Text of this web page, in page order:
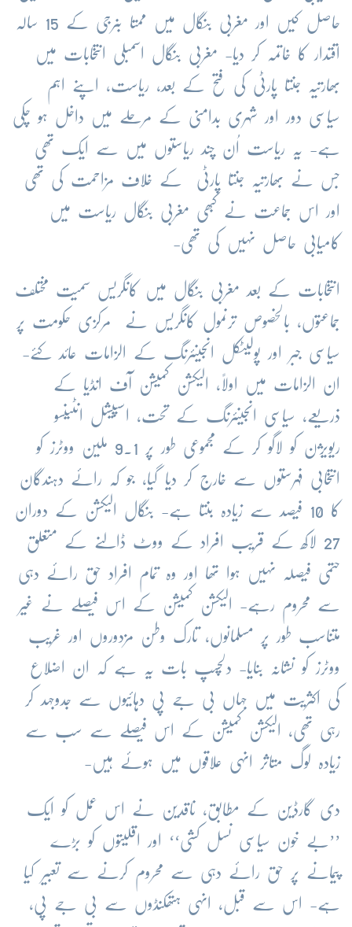
حاصل کیں اور مغربی بنگال میں ممتا بنرجی کے 15 سالہ
اقتدار کا خاتمہ کر دیا- مغربی بنگال اسمبلی انتخابات میں
بھارتیہ جنتا پارٹی کی فتح کے بعد، ریاست، اپنے اہم
سیاسی دور اور شہری بدامنی کے مرحلے میں داخل ہو چکی
ہے- یہ ریاست اُن چند ریاستوں میں سے ایک تھی
جس نے بھارتیہ جنتا پارٹی کے خلاف مزاحمت کی تھی
اور اس جماعت نے کبھی مغربی بنگال ریاست میں
کامیابی حاصل نہیں کی تھی-
انتخابات کے بعد مغربی بنگال میں کانگریس سمیت مختلف
جماعتوں، بالخصوص ترنمول کانگریس نے مرکزی حکومت پر
سیاسی جبر اور پولیٹکل انجینئرنگ کے الزامات عائد کئے-
ان الزامات میں اولاً، الیکشن کمیشن آف انڈیا کے
ذریعے، سیاسی انجینئرنگ کے تحت، اسپیشل انٹینسو
ریویژن کو لاگو کر کے مجموعی طور پر 9.1 ملین ووٹرز کو
انتخابی فہرستوں سے خارج کر دیا گیا، جو کہ رائے دہندگان
کا 10 فیصد سے زیادہ بنتا ہے- بنگال الیکشن کے دوران
27 لاکھ کے قریب افراد کے ووٹ ڈالنے کے متعلق
حتمی فیصلہ نہیں ہوا تھا اور وہ تمام افراد حق رائے دہی
سے محروم رہے- الیکشن کمیشن کے اس فیصلے نے غیر
متناسب طور پر مسلمانوں، تارک وطن مزدوروں اور غریب
ووٹرز کو نشانہ بنایا- دلچسپ بات یہ ہے کہ ان اضلاع
کی اکثریت میں جہاں بی جے پی دہائیوں سے جدوجہد کر
رہی تھی، الیکشن کمیشن کے اس فیصلے سے سب سے
زیادہ لوگ متاثر انہی علاقوں میں ہوئے ہیں-
دی گارڈین کے مطابق، ناقدین نے اس عمل کو ایک
’’بے خون سیاسی نسل کشی‘‘ اور اقلیتوں کو بڑے
پیمانے پر حق رائے دہی سے محروم کرنے سے تعبیر کیا
ہے- اس سے قبل، انہی ہتھکنڈوں سے بی جے پی،